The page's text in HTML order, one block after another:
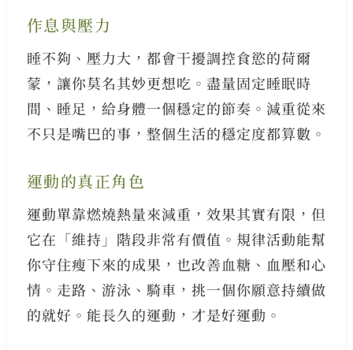
作息與壓力
睡不夠、壓力大，都會干擾調控食慾的荷爾
蒙，讓你莫名其妙更想吃。盡量固定睡眠時
間、睡足，給身體一個穩定的節奏。減重從來
不只是嘴巴的事，整個生活的穩定度都算數。
運動的真正角色
運動單靠燃燒熱量來減重，效果其實有限，但
它在「維持」階段非常有價值。規律活動能幫
你守住瘦下來的成果，也改善血糖、血壓和心
情。走路、游泳、騎車，挑一個你願意持續做
的就好。能長久的運動，才是好運動。